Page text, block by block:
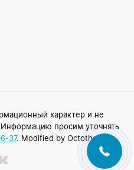
характер и не
просим уточнять
37. Modified by Octothorpe